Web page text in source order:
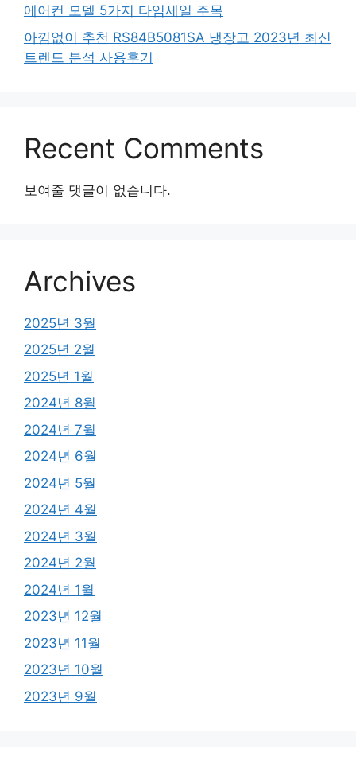
에어컨 모델 5가지 타임세일 주목
아낌없이 추천 RS84B5081SA 냉장고 2023년 최신
트렌드 분석 사용후기
Recent Comments
보여줄 댓글이 없습니다.
Archives
2025년 3월
2025년 2월
2025년 1월
2024년 8월
2024년 7월
2024년 6월
2024년 5월
2024년 4월
2024년 3월
2024년 2월
2024년 1월
2023년 12월
2023년 11월
2023년 10월
2023년 9월